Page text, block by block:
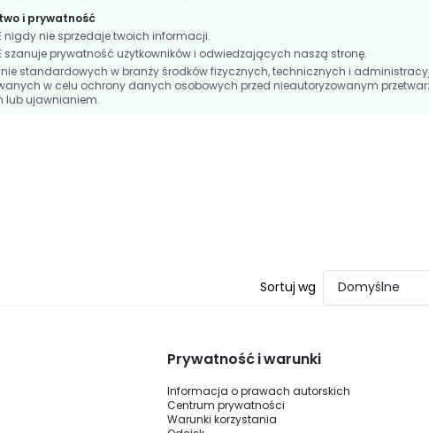
i prywatność
nigdy nie sprzedaje twoich informacji.
szanuje prywatność użytkowników i odwiedzających naszą stronę.
standardowych w branży środków fizycznych, technicznych i
w celu ochrony danych osobowych przed nieautoryzowanym
lub ujawnianiem.
Sortuj wg Domyślne
Prywatność i warunki
Informacja o prawach autorskich
Centrum prywatności
Warunki korzystania